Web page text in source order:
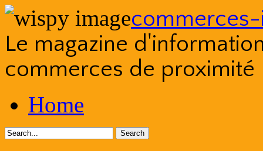
Le magazine
commerces de proximité
to
contentHome